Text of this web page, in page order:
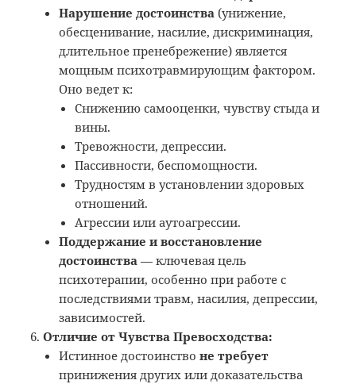
Нарушение достоинства (унижение,
обесценивание, насилие, дискриминация,
длительное пренебрежение) является
мощным психотравмирующим фактором.
Оно ведет к:
Снижению самооценки, чувству стыда и
вины.
Тревожности, депрессии.
Пассивности, беспомощности.
Трудностям в установлении здоровых
отношений.
Агрессии или аутоагрессии.
Поддержание и восстановление
достоинства — ключевая цель
психотерапии, особенно при работе с
последствиями травм, насилия, депрессии,
зависимостей.
Отличие от Чувства Превосходства:
Истинное достоинствоне требует
принижения других или доказательства